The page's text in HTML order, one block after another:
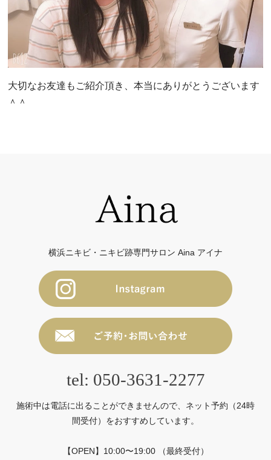
大切なお友達もご紹介頂き、本当にありがとうございます
＾＾
横浜ニキビ・ニキビ跡専門サロン Aina アイナ
tel: 050-3631-2277
施術中は電話に出ることができませんので、ネット予約（24時
間受付）をおすすめしています。
【OPEN】10:00〜19:00 （最終受付）